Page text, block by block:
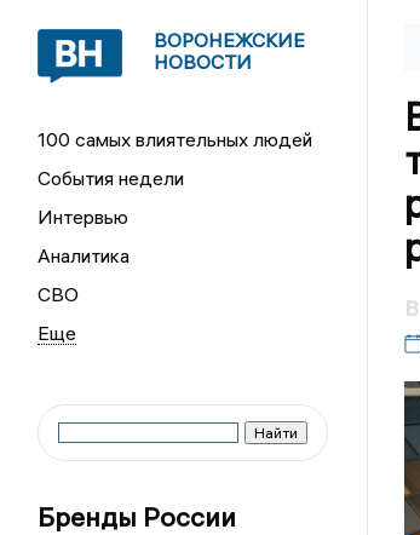
ВОРОНЕЖСКИЕ
НОВОСТИ
100 самых влиятельных людей
События недели
Интервью
Аналитика
СВО
Бренды России